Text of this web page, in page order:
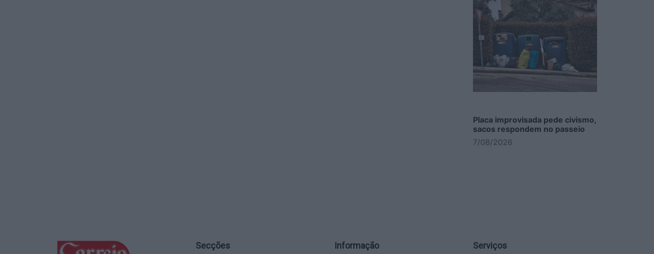
Placa improvisada pede civismo,
sacos respondem no passeio
7/08/2026
Secções Informação Serviços